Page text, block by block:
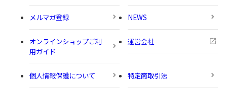
メルマガ登録 NEWS
オンラインショップご利
用ガイド
運営会社
個人情報保護について 特定商取引法